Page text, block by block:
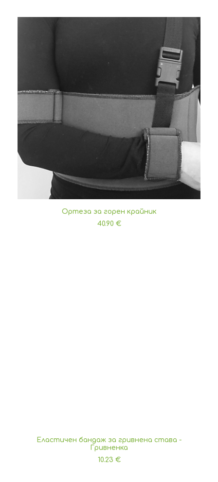
Ортеза за горен крайник
40.90 €
ДОБАВЯНЕ В КОЛИЧКАТА
Еластичен бандаж за гривнена става -
Гривненка
10.23 €